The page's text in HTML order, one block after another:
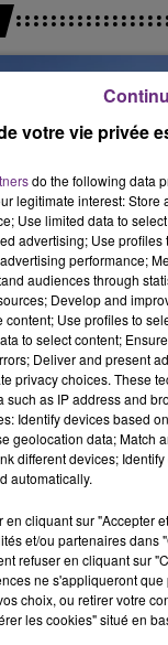
FAIT ÇA,
VENDANGE
Champagne a
de
DU TRAVAIL
de début des
plus précoce que
votre vie privée
do the following data
legitimate interest: Store
Use limited data to
advertising; Use profiles
performance;
audiences through
Develop and
Use profiles to
to select content;
Deliver and present
privacy choices. These
such as IP address and
Identify devices based
geolocation data; Match
different devices;
automatically.
en cliquant sur "Accepter
et/ou partenaires dans
refuser en cliquant sur
ne s'appliqueront que
choix, ou retirer votre
les cookies" situé en